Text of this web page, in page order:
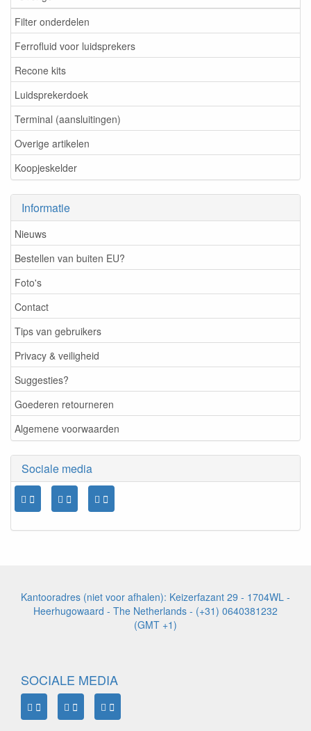
Filter onderdelen
Ferrofluid voor luidsprekers
Recone kits
Luidsprekerdoek
Terminal (aansluitingen)
Overige artikelen
Koopjeskelder
Informatie
Nieuws
Bestellen van buiten EU?
Foto's
Contact
Tips van gebruikers
Privacy & veiligheid
Suggesties?
Goederen retourneren
Algemene voorwaarden
Sociale media
Kantooradres (niet voor afhalen): Keizerfazant 29 - 1704WL -
Heerhugowaard - The Netherlands - (+31) 0640381232
(GMT +1)
SOCIALE MEDIA